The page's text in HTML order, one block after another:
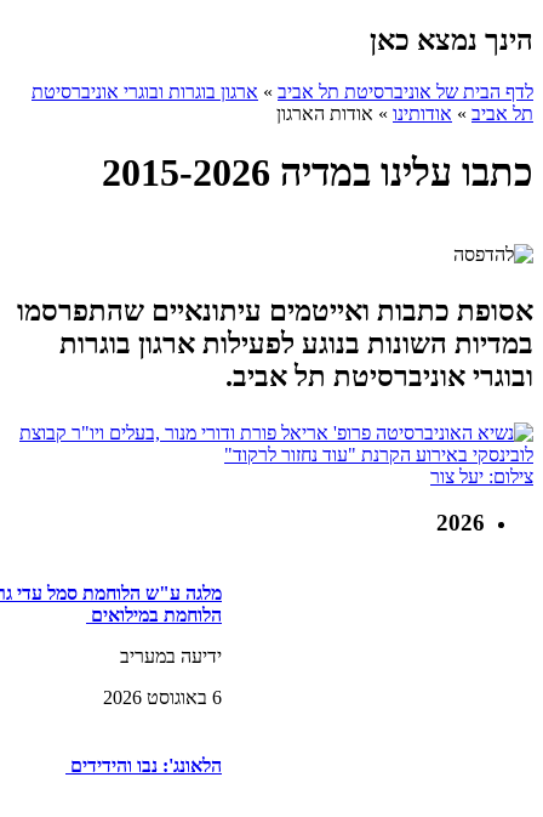
הינך נמצא כאן
לדף הבית של אוניברסיטת תל אביב » ארגון בוגרות ובוגרי אוניברסיטת
תל אביב » אודותינו » אודות הארגון
כתבו עלינו במדיה 2015-2026
אסופת כתבות ואייטמים עיתונאיים שהתפרסמו
במדיות השונות בנוגע לפעילות ארגון בוגרות
ובוגרי אוניברסיטת תל אביב.
צילום: יעל צור
2026
מלגה ע"ש הלוחמת סמל עדי
הלוחמת במילואים
ידיעה במעריב
6 באוגוסט 2026
הלאונג': נבו והידידים